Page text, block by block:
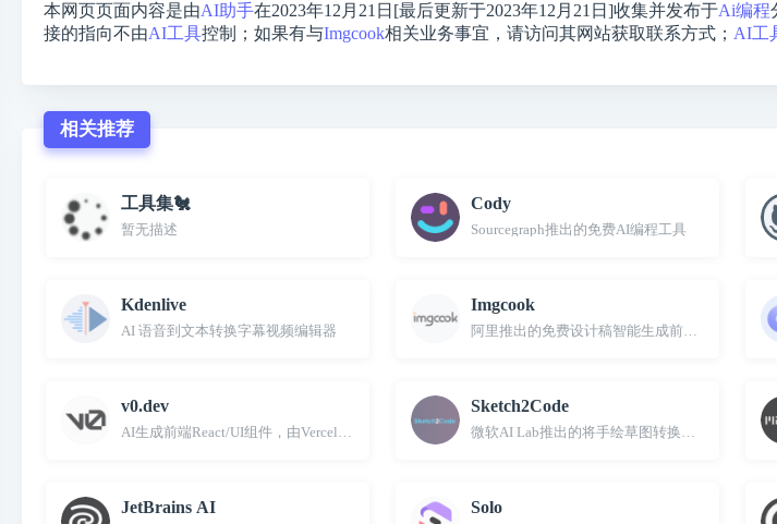
本网页页面内容是由AI助手在2023年12月21日[最后更新于2023年12月21日]收集并发布于Ai编程
接的指向不由AI工具控制；如果有与Imgcook相关业务事宜，请访问其网站获取联系方式； AI工
相关推荐
工具集🐔
暂无描述
Cody
Sourcegraph推出的免费AI编程工具
Kdenlive
AI 语音到文本转换字幕视频编辑器
Imgcook
阿里推出的免费设计稿智能生成前端代码
v0.dev
AI生成前端React/UI组件，由Vercel推出
Sketch2Code
微软AI Lab推出的将手绘草图转换成HTML代码工
JetBrains AI Solo